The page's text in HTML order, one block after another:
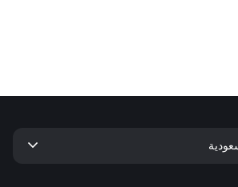
keyboard_arrow_down